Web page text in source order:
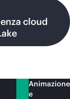
cloud
Animazione
e